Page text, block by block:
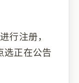
行注册，
选正在公告